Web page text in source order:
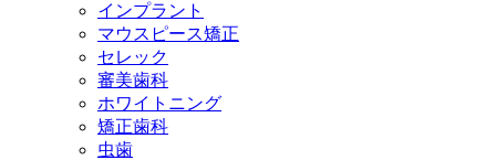
インプラント
マウスピース矯正
セレック
審美歯科
ホワイトニング
矯正歯科
虫歯